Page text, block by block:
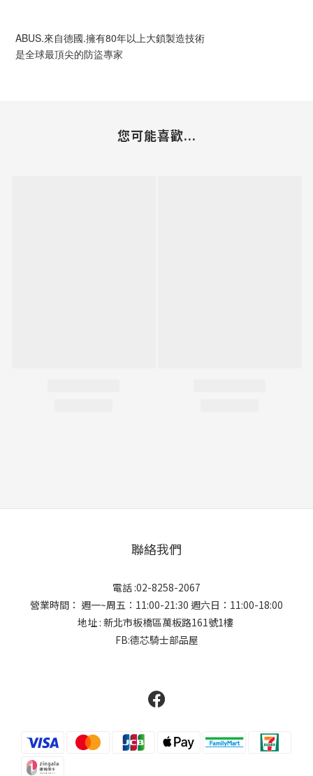
ABUS.來自德國.擁有80年以上大鎖製造技術
是全球最頂尖的防盜專家
您可能喜歡...
聯絡我們
電話 :02-8258-2067
營業時間： 週一~周五：11:00-21:30 週六日：11:00-18:00
地址 : 新北市板橋區萬板路161號1樓
FB:德芯騎士部品屋